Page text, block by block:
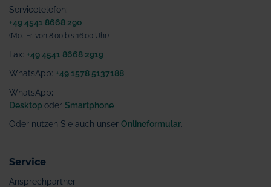
Servicetelefon:
+49 4541 8668 290
(Mo.-Fr. von 8.00 bis 16.00 Uhr)
Fax: +49 4541 8668 2919
WhatsApp: +49 1578 5137188
WhatsApp:
Desktop oder Smartphone
Oder nutzen Sie auch unser Onlineformular
Service
Ansprechpartner